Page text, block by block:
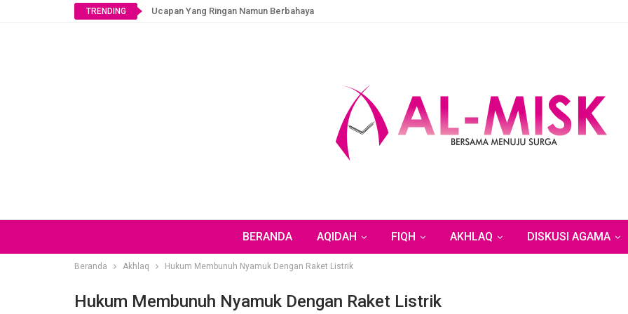
TRENDING Ucapan Yang Ringan Namun Berbahaya
BERANDA AQIDAH FIQH AKHLAQ DISKUSI AGAMA
Beranda Akhlaq Hukum Membunuh Nyamuk Dengan Raket Listrik
Hukum Membunuh Nyamuk Dengan Raket Listrik